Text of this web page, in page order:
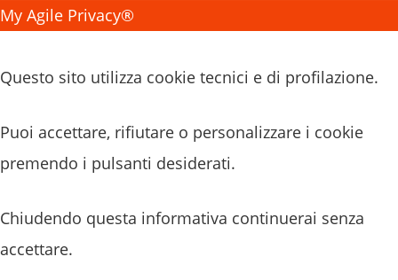
My Agile Privacy®
Questo sito utilizza cookie tecnici e di profilazione.
Puoi accettare, rifiutare o personalizzare i cookie
premendo i pulsanti desiderati.
Chiudendo questa informativa continuerai senza
accettare.